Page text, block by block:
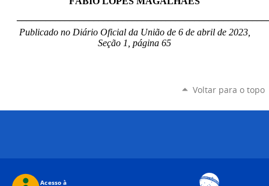
Publicado no Diário Oficial da União de 6 de abril de 2023,
Seção 1, página 65
Voltar para o topo